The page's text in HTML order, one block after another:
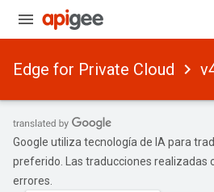
Edge for Private Cloud
Google utiliza tecnología de IA para
preferido. Las traducciones realizadas
errores.